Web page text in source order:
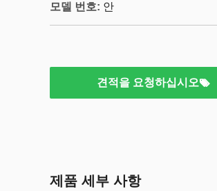
모델 번호: 안
견적을 요청하십시오
제품 세부 사항